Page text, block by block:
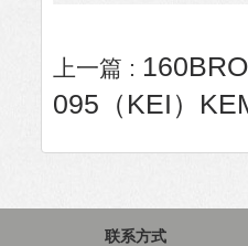
上一篇 :
095（KEI）
联系方式